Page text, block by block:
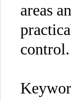
areas
control.